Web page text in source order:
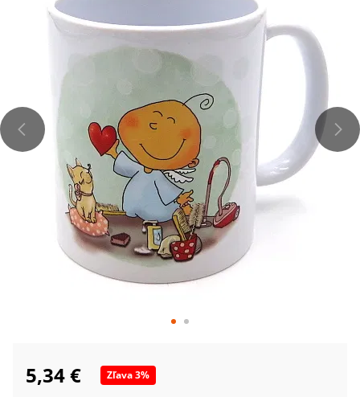
5,34 € Zľava3%